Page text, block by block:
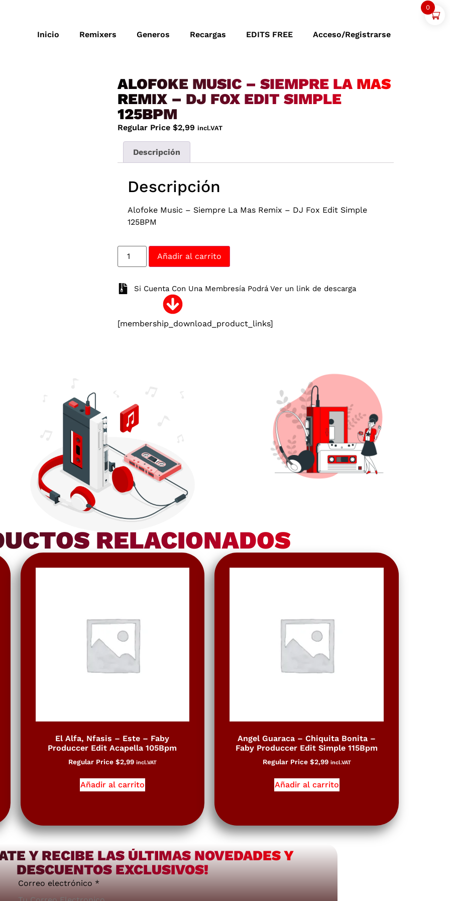
Inicio Remixers Generos Recargas EDITS FREE Acceso/Registrarse
ALOFOKE MUSIC – SIEMPRE LA MAS
REMIX – DJ FOX EDIT SIMPLE
125BPM
Regular Price $2,99 incl.VAT
Descripción
Descripción
Alofoke Music – Siempre La Mas Remix – DJ Fox Edit Simple
125BPM
Añadir al carrito
Si Cuenta Con Una Membresía Podrá Ver un link de descarga
[membership_download_product_links]
RELACIONADOS
El Alfa, Nfasis – Este – Faby
Produccer Edit Acapella 105Bpm
Regular Price $2,99 incl.VAT
Añadir al carrito
Angel Guaraca – Chiquita Bonita –
Faby Produccer Edit Simple 115Bpm
Regular Price $2,99 incl.VAT
Añadir al carrito
Y RECIBE LAS ÚLTIMAS NOVEDADES Y
DESCUENTOS EXCLUSIVOS!
Correo electrónico *
0